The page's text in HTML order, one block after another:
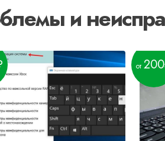
и
200